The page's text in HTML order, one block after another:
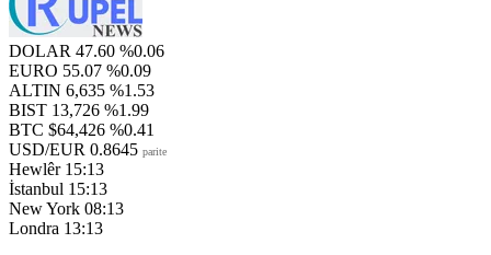
DOLAR 47.60 %0.06
EURO 55.07 %0.09
ALTIN 6,635 %1.53
BIST 13,726 %1.99
BTC $64,426 %0.41
USD/EUR 0.8645 parite
Hewlêr 15:13
İstanbul 15:13
New York 08:13
Londra 13:13